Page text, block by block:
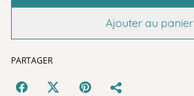
Ajouter au panier
PARTAGER